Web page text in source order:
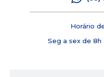
Horário
Seg a sex de 8h